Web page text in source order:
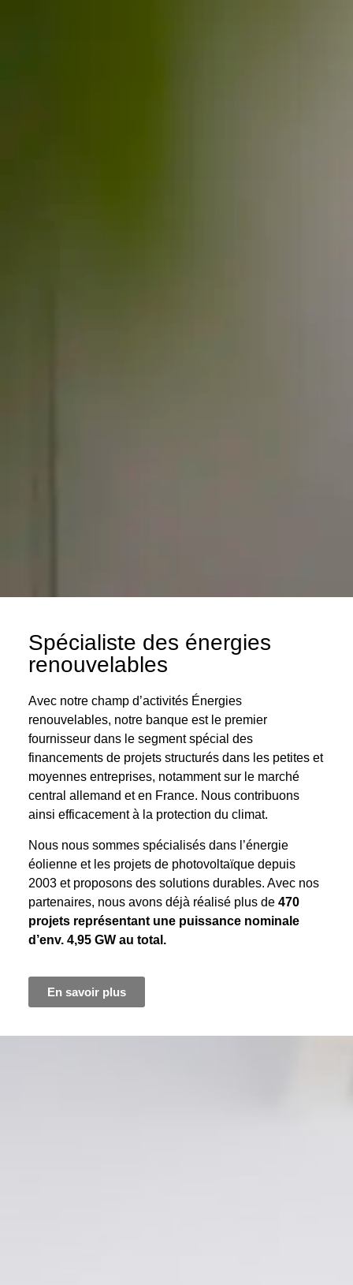
Spécialiste des énergies
renouvelables
Avec notre champ d’activités Énergies
renouvelables, notre banque est le premier
fournisseur dans le segment spécial des
financements de projets structurés dans les petites et
moyennes entreprises, notamment sur le marché
central allemand et en France. Nous contribuons
ainsi efficacement à la protection du climat.
Nous nous sommes spécialisés dans l’énergie
éolienne et les projets de photovoltaïque depuis
2003 et proposons des solutions durables. Avec nos
partenaires, nous avons déjà réalisé plus de 470
projets représentant une puissance nominale
d’env. 4,95 GW au total.
En savoir plus